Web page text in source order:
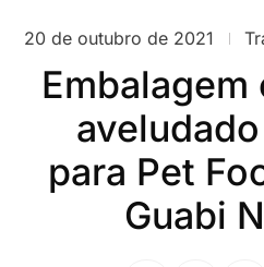
20 de outubro de 2021
para Pet
Guabi